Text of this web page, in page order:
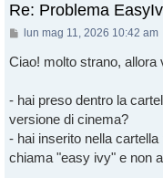
Re: Problema
Messaggio
lun mag 11, 2026 10:42 am
Ciao! molto strano, allora
- hai preso dentro la
versione di cinema?
- hai inserito nella
chiama "easy ivy" e non